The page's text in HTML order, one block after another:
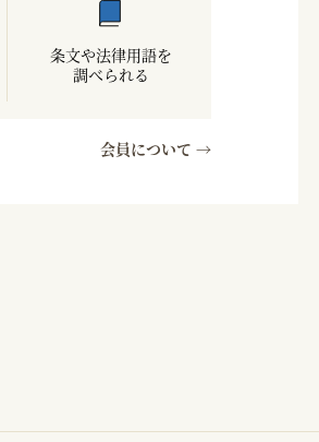
条文や法律用語を
調べられる
会員について →